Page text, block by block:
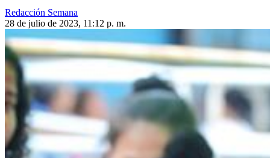
Redacción Semana
28 de julio de 2023, 11:12 p. m.